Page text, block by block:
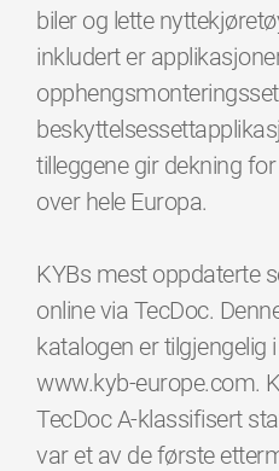
biler og lette
inkludert er
tilleggene gir dekning
over hele Europa.
KYBs mest oppdaterte
online via TecDoc.
katalogen er tilgjengelig
www.kyb-europe.com.
TecDoc A-klassifisert
var et av de første